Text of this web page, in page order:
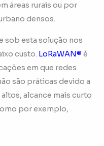
áreas rurais ou por
densos.
sob esta solução nos
custo. LoRaWAN® é
em que redes
são práticas devido a
alcance mais curto
por exemplo,